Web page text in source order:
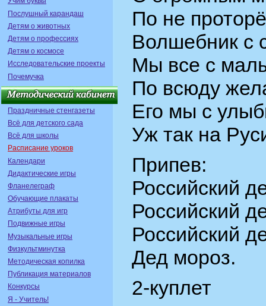
Послушный карандаш
Детям о животных
Детям о профессиях
Детям о космосе
Исследовательские проекты
Почемучка
Праздничные стенгазеты
Всё для детского сада
Всё для школы
Расписание уроков
Календари
Дидактические игры
Фланелеграф
Обучающие плакаты
Атрибуты для игр
Подвижные игры
Музыкальные игры
Физкультминутка
Методическая копилка
Публикация материалов
Конкурсы
Я - Учитель!
По не
Волшебник с
Мы все с
По всюду
Его мы с
Уж так на
Припев:
Российский
Российский
Российский
Дед мороз.
2-куплет